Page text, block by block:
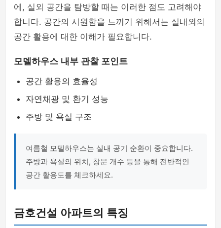
에, 실외 공간을 탐방할 때는 이러한 점도 고려해야
합니다. 공간의 시원함을 느끼기 위해서는 실내외의
공간 활용에 대한 이해가 필요합니다.
모델하우스 내부 관찰 포인트
공간 활용의 효율성
자연채광 및 환기 성능
주방 및 욕실 구조
여름철 모델하우스는 실내 공기 순환이 중요합니다.
주방과 욕실의 위치, 창문 개수 등을 통해 전반적인
공간 활용도를 체크하세요.
금호건설 아파트의 특징